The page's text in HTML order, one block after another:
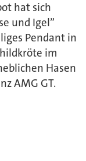
hat sich
und Igel”
Pendant in
im
Hasen
AMG GT.